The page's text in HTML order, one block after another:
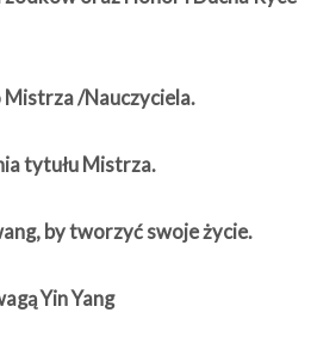
Mistrza /Nauczyciela.
tytułu Mistrza.
by tworzyć swoje życie.
Yin Yang